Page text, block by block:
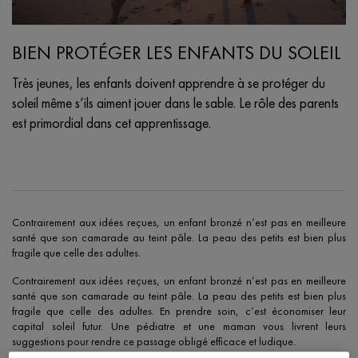
BIEN PROTÉGER LES ENFANTS DU SOLEIL
Très jeunes, les enfants doivent apprendre à se protéger du
soleil même s’ils aiment jouer dans le sable. Le rôle des parents
est primordial dans cet apprentissage.
Contrairement aux idées reçues, un enfant bronzé n’est pas en meilleure
santé que son camarade au teint pâle. La peau des petits est bien plus
fragile que celle des adultes.
Contrairement aux idées reçues, un enfant bronzé n’est pas en meilleure
santé que son camarade au teint pâle. La peau des petits est bien plus
fragile que celle des adultes. En prendre soin, c’est économiser leur
capital soleil futur. Une pédiatre et une maman vous livrent leurs
suggestions pour rendre ce passage obligé efficace et ludique.